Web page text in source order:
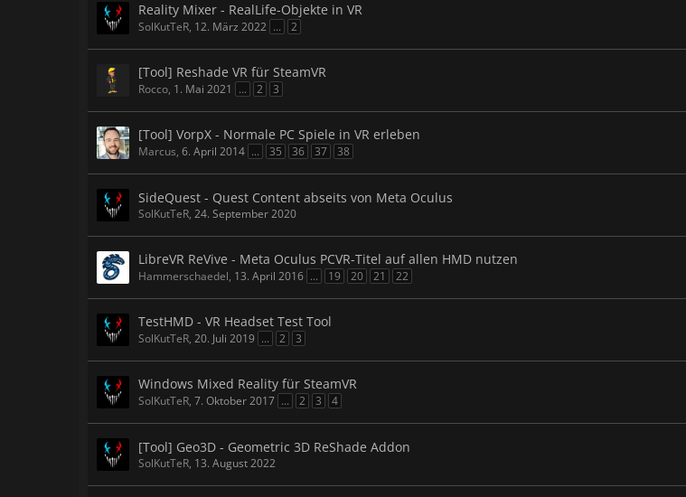
Reality Mixer - RealLife-Objekte in VR
SolKutTeR, 12. März 2022 ... 2
[Tool] Reshade VR für SteamVR
Rocco, 1. Mai 2021 ... 2 3
[Tool] VorpX - Normale PC Spiele in VR erleben
Marcus, 6. April 2014 ... 35 36 37 38
SideQuest - Quest Content abseits von Meta Oculus
SolKutTeR, 24. September 2020
LibreVR ReVive - Meta Oculus PCVR-Titel auf allen HMD nutzen
Hammerschaedel, 13. April 2016 ... 19 20 21 22
TestHMD - VR Headset Test Tool
SolKutTeR, 20. Juli 2019 ... 2 3
Windows Mixed Reality für SteamVR
SolKutTeR, 7. Oktober 2017 ... 2 3 4
[Tool] Geo3D - Geometric 3D ReShade Addon
SolKutTeR, 13. August 2022